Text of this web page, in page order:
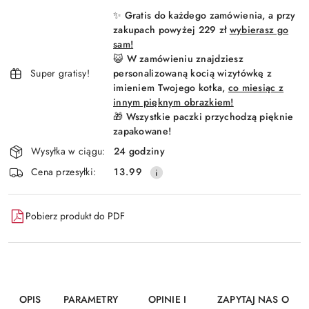
Super gratisy!
✨ Gratis do każdego zamówienia, a przy
zakupach powyżej 229 zł wybierasz go
sam!
😺 W zamówieniu znajdziesz
personalizowaną kocią wizytówkę z
imieniem Twojego kotka, co miesiąc z
innym pięknym obrazkiem!
🎁 Wszystkie paczki przychodzą pięknie
zapakowane!
Wysyłka w ciągu:
24 godziny
Cena przesyłki:
13.99
Pobierz produkt do PDF
OPIS PARAMETRY
OPINIE I
ZAPYTAJ NAS O